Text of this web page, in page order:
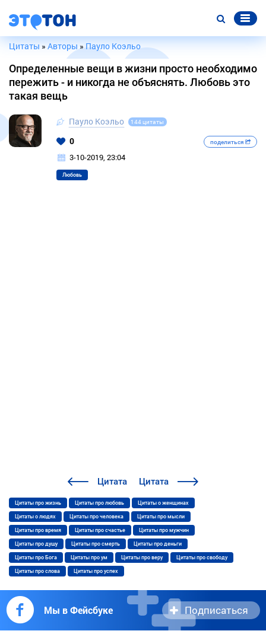
Цитаты » Авторы »Пауло Коэльо
Определенные вещи в жизни просто необходимо
пережить - и никогда не объяснять. Любовь это
такая вещь
Пауло Коэльо 144 цитаты
0 поделиться
3-10-2019, 23:04
Любовь
Цитата Цитата
Цитаты про жизнь Цитаты про любовь Цитаты о женщинах
Цитаты о людях Цитаты про человека Цитаты про мысли
Цитаты про время Цитаты про счастье Цитаты про мужчин
Цитаты про душу Цитаты про смерть Цитаты про деньги
Цитаты про Бога Цитаты про ум Цитаты про веру Цитаты про свободу
Цитаты про слова Цитаты про успех
Мы в Фейсбуке Подписаться